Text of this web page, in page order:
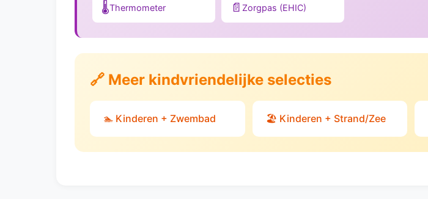
🌡️Thermometer 📄 Zorgpas (EHIC)
🔗 Meer kindvriendelijke selecties
🏊 Kinderen + Zwembad 🏖️ Kinderen + Strand/Zee